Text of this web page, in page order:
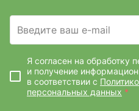
Введите ваш e-mail
Я согласен на обработку
и получение
в соответствии с
персональных данных *